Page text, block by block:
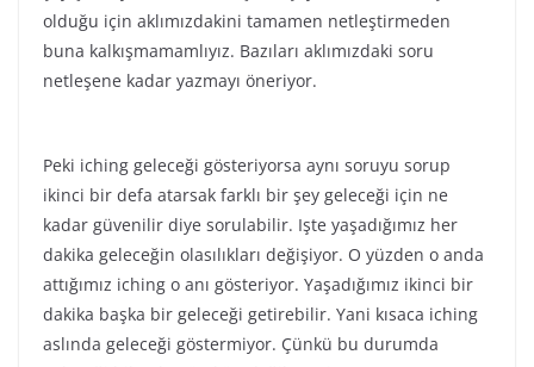
olduğu için aklımızdakini tamamen netleştirmeden
buna kalkışmamamlıyız. Bazıları aklımızdaki soru
netleşene kadar yazmayı öneriyor.
Peki iching geleceği gösteriyorsa aynı soruyu sorup
ikinci bir defa atarsak farklı bir şey geleceği için ne
kadar güvenilir diye sorulabilir. Işte yaşadığımız her
dakika geleceğin olasılıkları değişiyor. O yüzden o anda
attığımız iching o anı gösteriyor. Yaşadığımız ikinci bir
dakika başka bir geleceği getirebilir. Yani kısaca iching
aslında geleceği göstermiyor. Çünkü bu durumda